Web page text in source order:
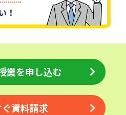
！
業を申し込む
資料請求